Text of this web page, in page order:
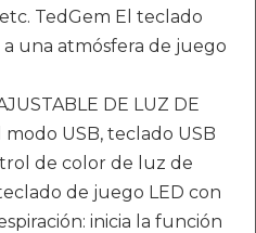
TedGem El teclado
una atmósfera de juego
DE LUZ DE
modo USB, teclado USB
de color de luz de
de juego LED con
inicia la función